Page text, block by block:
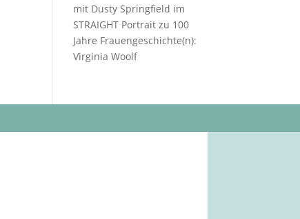
mit Dusty Springfield im
STRAIGHT Portrait zu 100
Jahre Frauengeschichte(n):
Virginia Woolf